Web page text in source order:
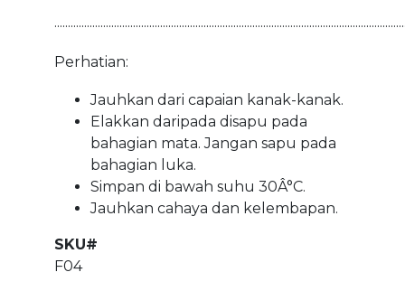
Perhatian:
Jauhkan dari capaian kanak-kanak.
Elakkan daripada disapu pada
bahagian mata. Jangan sapu pada
bahagian luka.
Simpan di bawah suhu 30Â°C.
Jauhkan cahaya dan kelembapan.
SKU#
F04